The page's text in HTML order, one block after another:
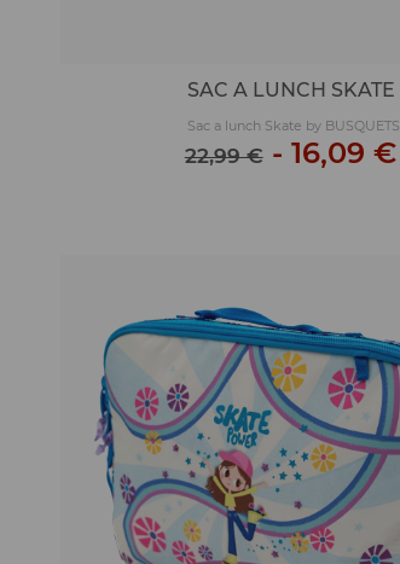
SAC A LUNCH SKATE
Sac a lunch Skate by BUSQUETS
22,99 €- 16,09 €